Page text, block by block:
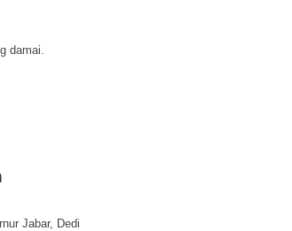
damai.
Jabar, Dedi